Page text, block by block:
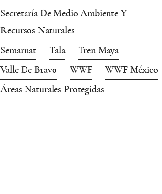
Secretaría De Medio Ambiente Y
Recursos Naturales
Semarnat
Tala
Tren Maya
Valle De Bravo
WWF
WWF México
Áreas Naturales Protegidas